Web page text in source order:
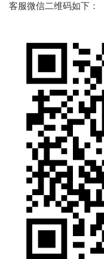
客服微信二维码如下：